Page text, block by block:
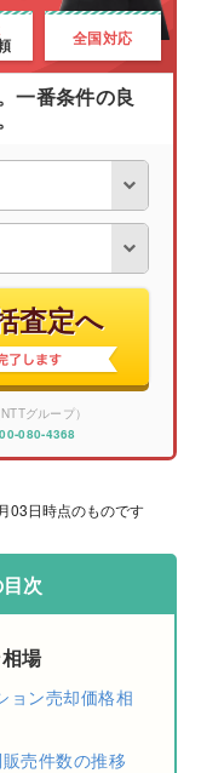
全国対応
一番条件の良
査定へ
グループ）
080-4368
03日時点のものです
次
場
ョン売却価格相
売件数の推移